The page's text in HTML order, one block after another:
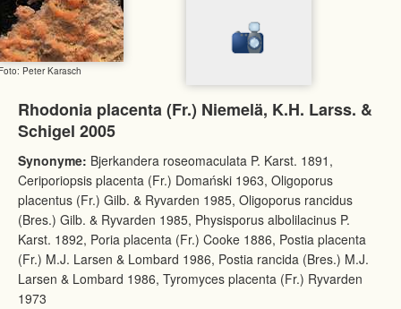
Peter Karasch
Rhodonia placenta (Fr.) Niemelä, K.H. Larss. &
Schigel 2005
Synonyme: Bjerkandera roseomaculata P. Karst. 1891,
Ceriporiopsis placenta (Fr.) Domański 1963, Oligoporus
placentus (Fr.) Gilb. & Ryvarden 1985, Oligoporus rancidus
(Bres.) Gilb. & Ryvarden 1985, Physisporus albolilacinus P.
Karst. 1892, Poria placenta (Fr.) Cooke 1886, Postia placenta
(Fr.) M.J. Larsen & Lombard 1986, Postia rancida (Bres.) M.J.
Larsen & Lombard 1986, Tyromyces placenta (Fr.) Ryvarden
1973